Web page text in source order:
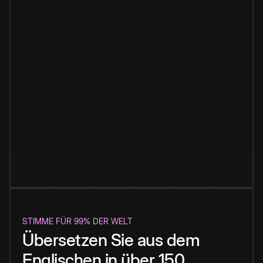
STIMME FÜR 99% DER WELT
Übersetzen Sie aus dem